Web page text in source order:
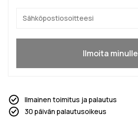
Ilmoita minulle
Ilmainen toimitus ja palautus
30 päivän palautusoikeus